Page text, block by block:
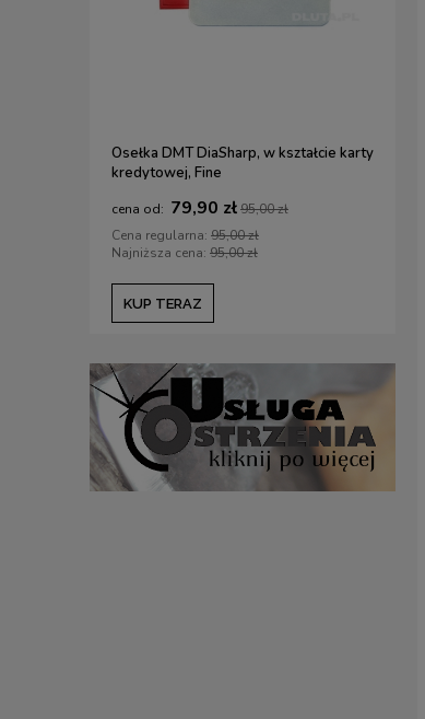
Osełka DMT DiaSharp, w kształcie karty
kredytowej, Fine
79,90 zł95,00 zł
Cena regularna: 95,00 zł
Najniższa cena: 95,00 zł
KUP TERAZ